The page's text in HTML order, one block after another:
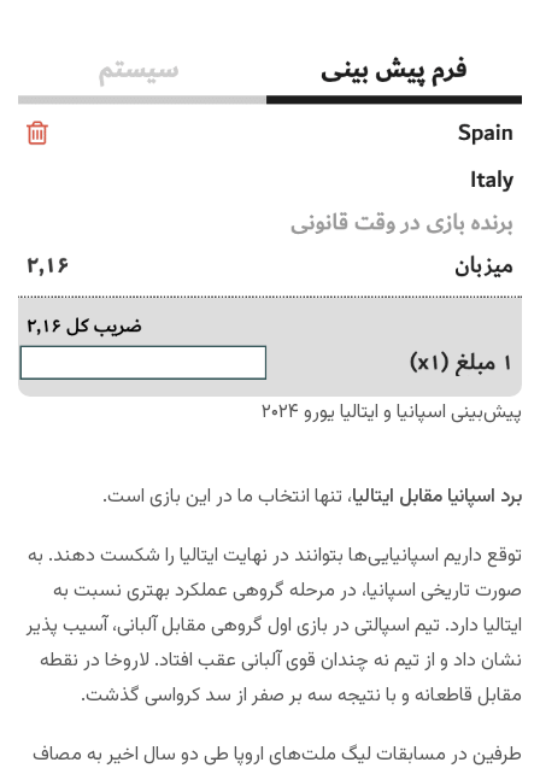
پیش‌بینی اسپانیا و ایتالیا یورو ۲۰۲۴
برد اسپانیا مقابل ایتالیا، تنها انتخاب ما در این بازی است.
توقع داریم اسپانیایی‌ها بتوانند در نهایت ایتالیا را شکست دهند. به
صورت تاریخی اسپانیا، در مرحله گروهی عملکرد بهتری نسبت به
ایتالیا دارد. تیم اسپالتی در بازی اول گروهی مقابل آلبانی، آسیب پذیر
نشان داد و از تیم نه چندان قوی آلبانی عقب افتاد. لاروخا در نقطه
مقابل قاطعانه و با نتیجه سه بر صفر از سد کرواسی گذشت.
طرفین در مسابقات لیگ ملت‌های اروپا طی دو سال اخیر به مصاف